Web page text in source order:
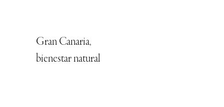
Gran Canaria,
bienestar natural